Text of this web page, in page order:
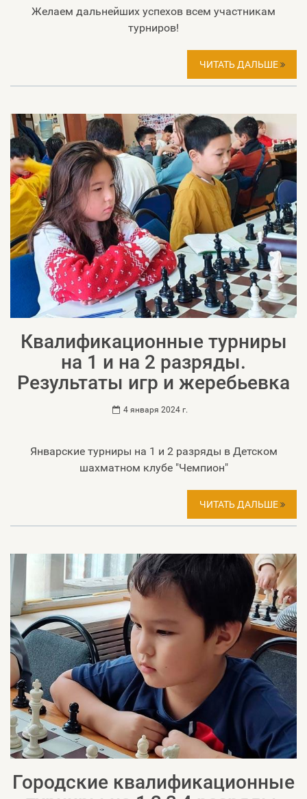
Желаем дальнейших успехов всем участникам
турниров!
ЧИТАТЬ ДАЛЬШЕ
Квалификационные турниры
на 1 и на 2 разряды.
Результаты игр и жеребьевка
4 января 2024 г.
Январские турниры на 1 и 2 разряды в Детском
шахматном клубе "Чемпион"
ЧИТАТЬ ДАЛЬШЕ
Городские квалификационные